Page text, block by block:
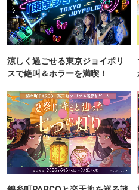
涼しく過ごせる東京ジョイポリ
スで絶叫＆ホラーを満喫！